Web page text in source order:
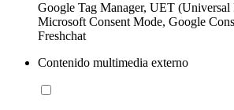
Google Tag Manager, UET
Microsoft Consent Mode, Google
Freshchat
Contenido multimedia externo